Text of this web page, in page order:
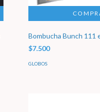
Bombucha Bunch 111
$7.500
GLOBOS